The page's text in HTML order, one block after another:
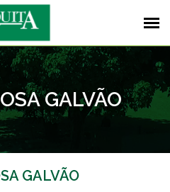
GALVÃO
GALVÃO